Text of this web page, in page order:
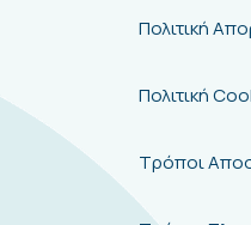
Πολιτική
Πολιτική
Τρόποι